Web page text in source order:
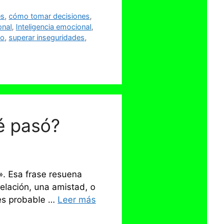
,cómo tomar decisiones,
, Inteligencia emocional,
, superar inseguridades,
pasó?
Esa frase resuena
una amistad, o
probable … Leer más